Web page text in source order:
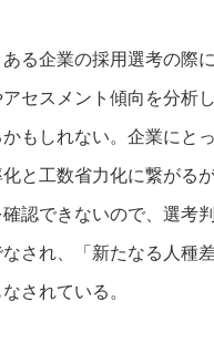
る企業の採用選考の際
セスメント傾向を分析
もしれない。企業にと
と工数省力化に繋がる
認できないので、選考
され、 「新たなる人種
されている。